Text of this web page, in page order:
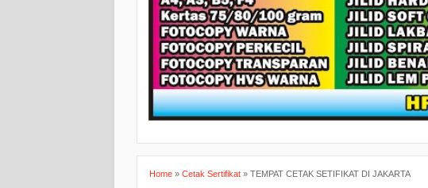
Home » Cetak Sertifikat » TEMPAT CETAK SETIFIKAT DI JAKARTA